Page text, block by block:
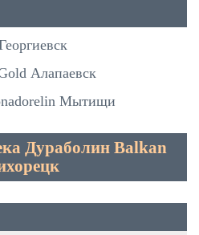
Алапаевск
Мытищи
Дураболин Balkan